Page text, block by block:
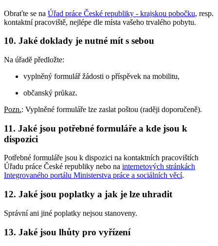
Obraťte se na Úřad práce České republiky - krajskou pobočku, resp.
kontaktní pracoviště, nejlépe dle místa vašeho trvalého pobytu.
10. Jaké doklady je nutné mít s sebou
Na úřadě předložte:
vyplněný formulář žádosti o příspěvek na mobilitu,
občanský průkaz.
Pozn.: Vyplněné formuláře lze zaslat poštou (raději doporučeně).
11. Jaké jsou potřebné formuláře a kde jsou k
dispozici
Potřebné formuláře jsou k dispozici na kontaktních pracovištích
Úřadu práce České republiky nebo na internetových stránkách
Integrovaného portálu Ministerstva práce a sociálních věcí.
12. Jaké jsou poplatky a jak je lze uhradit
Správní ani jiné poplatky nejsou stanoveny.
13. Jaké jsou lhůty pro vyřízení